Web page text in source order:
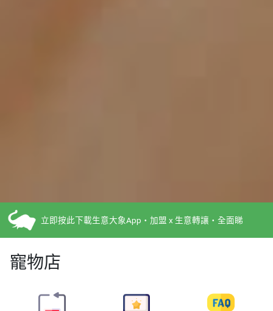
立即按此下載生意大象App・加盟 x 生意轉讓・全面睇
寵物店